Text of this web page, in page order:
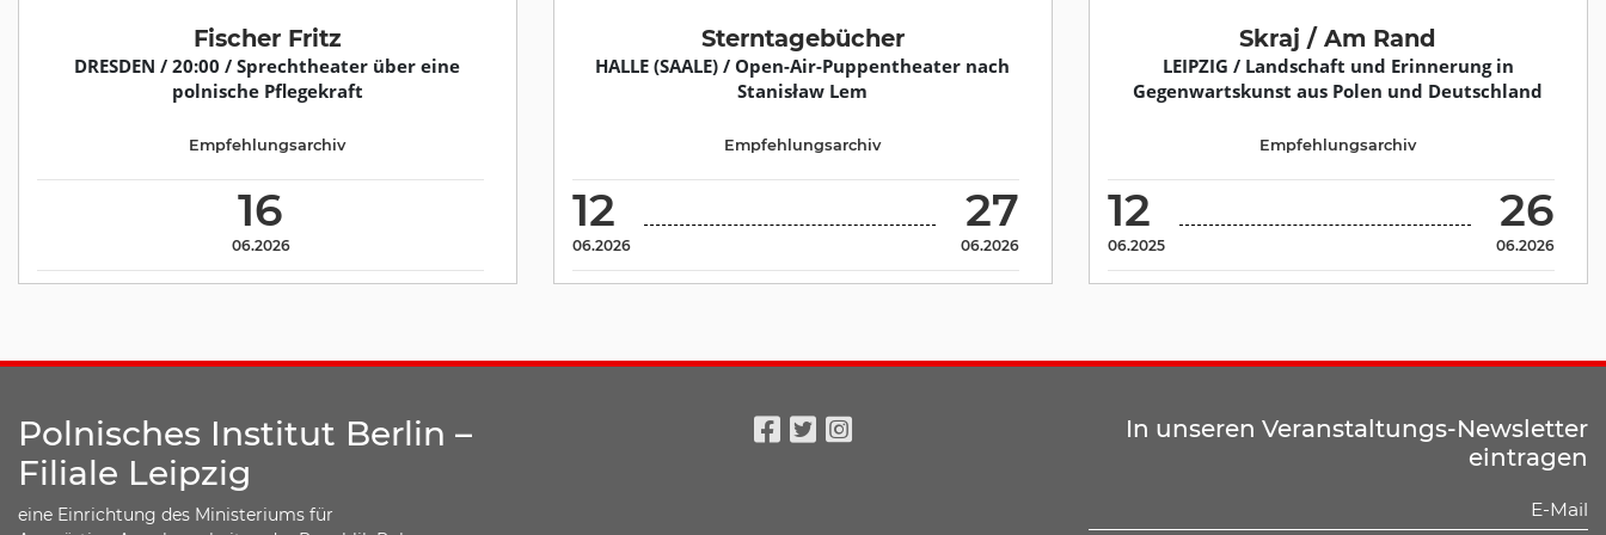
Fischer Fritz
DRESDEN / 20:00 / Sprechtheater über eine
polnische Pflegekraft
16
06.2026
Empfehlungsarchiv
Sterntagebücher
HALLE (SAALE) / Open-Air-Puppentheater nach
Stanisław Lem
12
06.2026
27
06.2026
Empfehlungsarchiv
Skraj / Am Rand
LEIPZIG / Landschaft und Erinnerung in
Gegenwartskunst aus Polen und Deutschland
12
06.2025
26
06.2026
Empfehlungsarchiv
Polnisches Institut Berlin –
Filiale Leipzig
eine Einrichtung des Ministeriums für
In unseren Veranstaltungs-Newsletter
eintragen